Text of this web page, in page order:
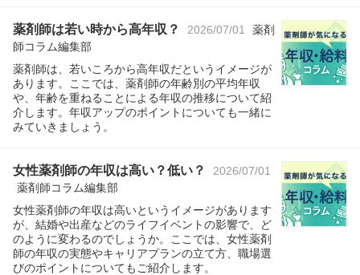
薬剤師は若い時から高年収？ 2026/07/01
薬剤
師コラム編集部
薬剤師は、若いころから高年収だというイメージが
あります。ここでは、薬剤師の年齢別の平均年収
や、年齢を重ねることによる年収の推移について紹
介します。年収アップのポイントについても一緒に
みていきましょう。
女性薬剤師の年収は高い？低い？
2026/07/01
薬剤師コラム編集部
女性薬剤師の年収は高いというイメージがあります
が、結婚や出産などのライフイベントの影響で、ど
のように変わるのでしょうか。ここでは、女性薬剤
師の年収の実態やキャリアプランの立て方、職場選
びのポイントについてもご紹介します。